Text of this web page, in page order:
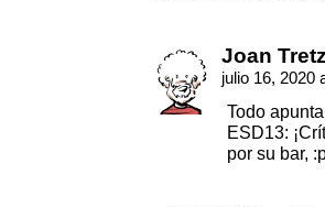
Joan
julio 16, 2020
Todo
ESD13:
por su bar,